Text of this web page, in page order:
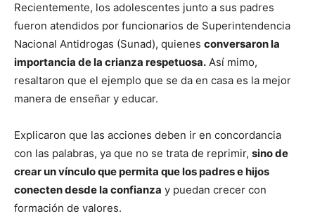
Recientemente, los adolescentes junto a sus padres
fueron atendidos por funcionarios de Superintendencia
Nacional Antidrogas (Sunad), quienes conversaron la
importancia de la crianza respetuosa. Así mimo,
resaltaron que el ejemplo que se da en casa es la mejor
manera de enseñar y educar.
Explicaron que las acciones deben ir en concordancia
con las palabras, ya que no se trata de reprimir, sino de
crear un vínculo que permita que los padres e hijos
conecten desde la confianza y puedan crecer con
formación de valores.